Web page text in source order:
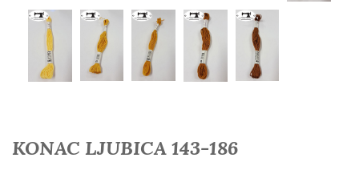
KONAC LJUBICA 143-186